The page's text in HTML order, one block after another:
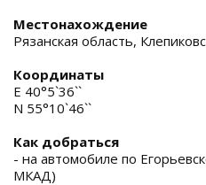
Местонахождение
Рязанская область,
Координаты
E 40°5`36``
N 55°10`46``
Как добраться
- на автомобиле по
МКАД)